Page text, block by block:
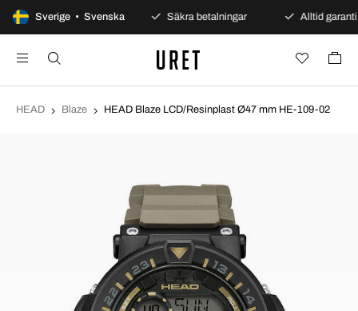
Sverige • Svenska
100 dagars öppet köp Säkra betalningar Alltid garanti
HEAD Blaze HEAD Blaze LCD/Resinplast Ø47 mm HE-109-02